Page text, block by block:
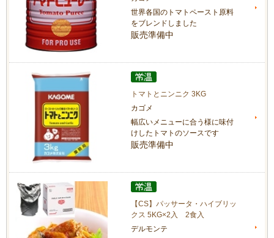
世界各国のトマトペースト原料
をブレンドしました
販売準備中
トマトとニンニク 3KG
カゴメ
幅広いメニューに合う様に味付
けしたトマトのソースです
販売準備中
【CS】パッサータ・ハイブリッ
クス 5KG×2入 2食入
デルモンテ